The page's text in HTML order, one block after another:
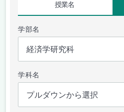
授業名
学部名
学科名